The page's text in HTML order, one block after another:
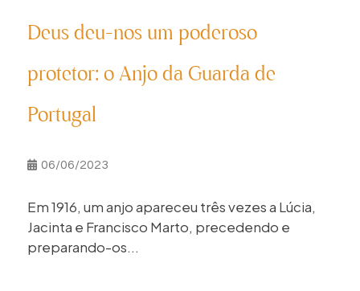
Deus deu-nos um poderoso
protetor: o Anjo da Guarda de
Portugal
06/06/2023
Em 1916, um anjo apareceu três vezes a Lúcia,
Jacinta e Francisco Marto, precedendo e
preparando-os...